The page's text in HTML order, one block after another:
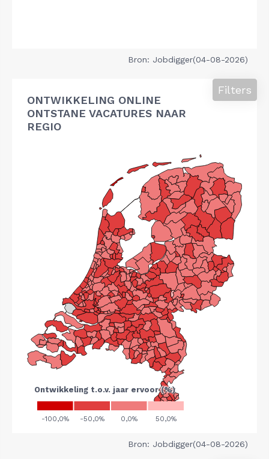
Bron: Jobdigger(04-08-2026)
ONTWIKKELING ONLINE
ONTSTANE VACATURES NAAR
REGIO
Filters
Bron: Jobdigger(04-08-2026)